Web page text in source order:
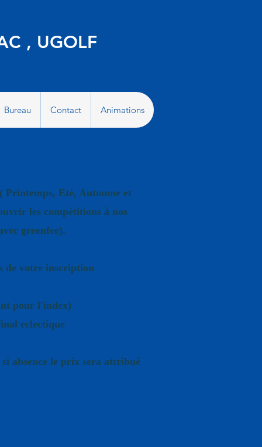
, UGOLF
Bureau Contact Animations
Eté, Automne et
les compétitions à nos
greenfee).
votre inscription
pour l'index)
eclectique
absence le prix sera attribué